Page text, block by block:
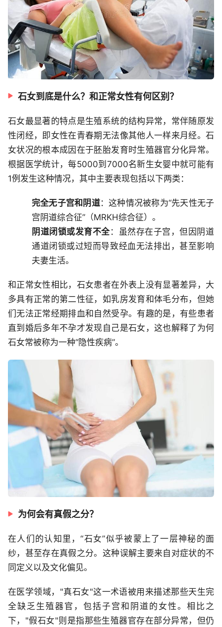
石女到底是什么？和正常女性有何区别？
石女最显著的特点是生殖系统的结构异常，常伴随原发
性闭经，即女性在青春期无法像其他人一样来月经。石
女状况的根本成因在于胚胎发育时生殖器官分化异常。
根据医学统计，每5000到7000名新生女婴中就可能有
1例发生这种情况，其中主要表现包括以下两类：
完全无子宫和阴道：这种情况被称为“先天性无子
宫阴道综合征”（MRKH综合征）。
阴道闭锁或发育不全：虽然存在子宫，但因阴道
通道闭锁或过短而导致经血无法排出，甚至影响
夫妻生活。
和正常女性相比，石女患者在外表上没有显著差异，大
多具有正常的第二性征，如乳房发育和体毛分布，但她
们无法正常经期排血和自然受孕。有趣的是，有些患者
直到婚后多年不孕才发现自己是石女，这也解释了为何
石女常被称为一种“隐性疾病”。
为何会有真假之分？
在人们的认知里，“石女”似乎被蒙上了一层神秘的面
纱，甚至存在真假之分。这种误解主要来自对症状的不
同定义以及文化偏见。
在医学领域，"真石女"这一术语被用来描述那些天生完
全缺乏生殖器官，包括子宫和阴道的女性。相比之
下，"假石女"则是指那些生殖器官存在部分异常，但仍